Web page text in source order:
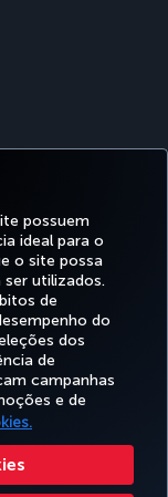
possuem
ideal para o
o site possa
ser utilizados.
de
do
dos
de
campanhas
e de
Blog
AJUDA
ao cliente do DOT dos EUA